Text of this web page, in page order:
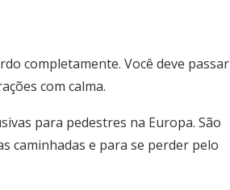
completamente. Você deve passar
com calma.
para pedestres na Europa. São
caminhadas e para se perder pelo